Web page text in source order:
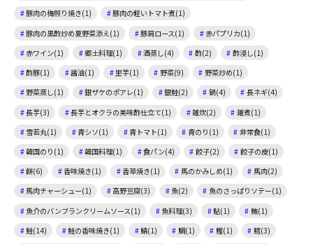
豚肉の梅照り焼き(1)
豚肉の軽いトマト煮(1)
豚肉の黒酢炒め夏野菜添え(1)
豚肩ロース(1)
赤パプリカ(1)
赤ワイン(1)
郷土料理(1) 酒蒸し(4) 酢(2)
酢浸し(1)
酢豚(1)
醤油(1) 里芋(1) 野菜(9)
野菜炒め(1)
野菜蒸し(1)
銀ザケのポアレ(1) 銀鮭(2) 鍋(4)
長ネギ(4)
長芋(3)
長芋とオクラの美味酢仕立て(1) 雑炊(2)
雑煮(1)
雪若丸(1)
青シソ(1) 青トマト(1) 青のり(1)
非常食(1)
韓国のり(1)
韓国料理(1) 食パン(4) 餃子(2)
餃子の皮(1)
餅(6)
香味焼き(1) 香草焼き(1) 馬のかみしめ(1)
馬肉(2)
馬肉チャーシュー(1)
高野豆腐(3) 魚(2)
魚のさっぱりソテー(1)
魚介のバンブランクリームソース(1)
魚料理(3) 鮎(1)
鮪(1)
鮭(14)
鮭の香味焼き(1) 鯖(1) 鯛(1) 鰹(1)
鱈(3)